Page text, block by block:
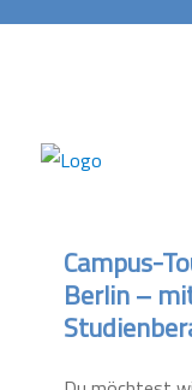
Career
Campus-
Berlin –